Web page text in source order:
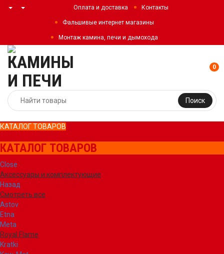
Оплата и доставка Контакты
Фальшивые интернет магазины
Монтаж камина, печи и дымохода
Поиск
0
КАТАЛОГ ТОВАРОВ
КАТАЛОГ ТОВАРОВ
Close
Аксессуары и комплектующие
Назад
Смотреть все
Astov
Etna
Meta
Royal Flame
Kratki